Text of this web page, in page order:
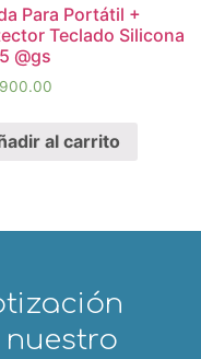
Para Portátil +
Teclado Silicona
@gs
al carrito